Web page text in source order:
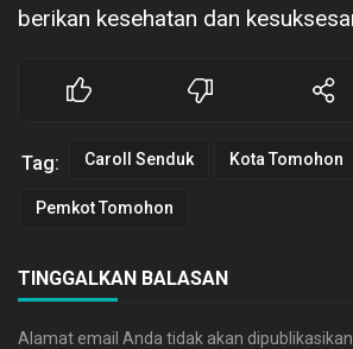
berikan kesehatan dan
Tag: Caroll Senduk Kota Tomohon
Pemkot Tomohon
TINGGALKAN BALASAN
Alamat email Anda tidak akan dipublikasikan.